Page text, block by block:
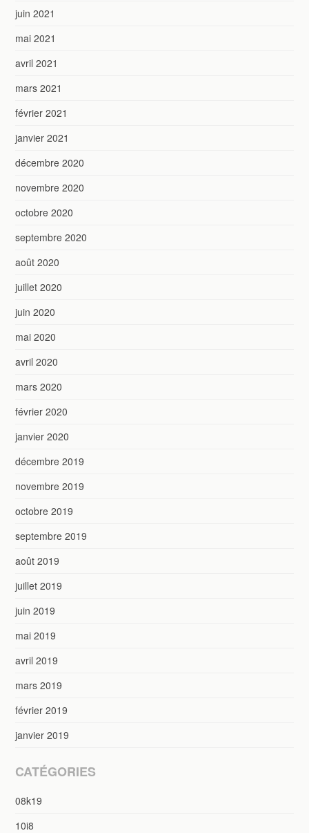
juin 2021
mai 2021
avril 2021
mars 2021
février 2021
janvier 2021
décembre 2020
novembre 2020
octobre 2020
septembre 2020
août 2020
juillet 2020
juin 2020
mai 2020
avril 2020
mars 2020
février 2020
janvier 2020
décembre 2019
novembre 2019
octobre 2019
septembre 2019
août 2019
juillet 2019
juin 2019
mai 2019
avril 2019
mars 2019
février 2019
janvier 2019
CATÉGORIES
08k19
10i8